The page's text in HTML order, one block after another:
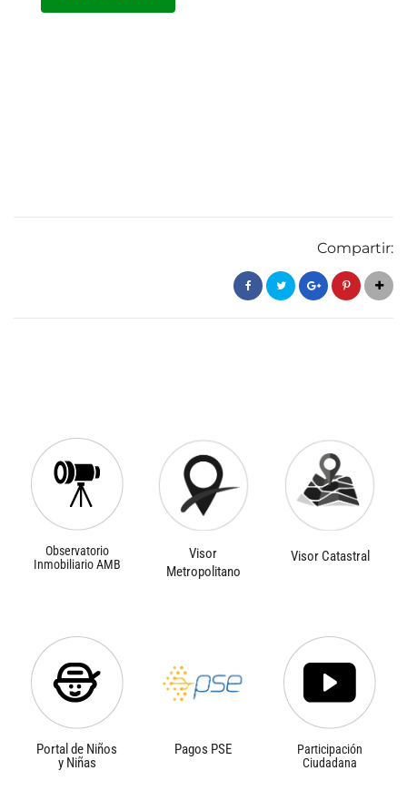
Compartir:
Observatorio
Inmobiliario AMB
Visor
Metropolitano
Visor Catastral
Portal de Niños
y Niñas
Pagos PSE
Participación
Ciudadana